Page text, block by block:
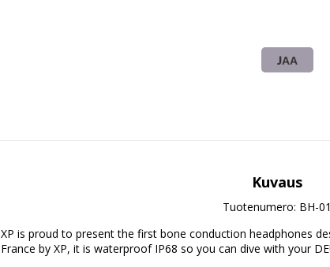
JAA
Kuvaus
Tuotenumero: BH-01
XP is proud to present the first bone conduction headphones
France by XP, it is waterproof IP68 so you can dive with your